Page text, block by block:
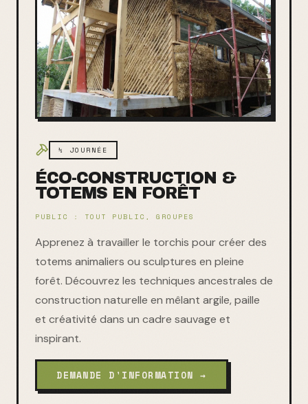
½ JOURNÉE
ÉCO-CONSTRUCTION &
TOTEMS EN FORÊT
PUBLIC : TOUT PUBLIC, GROUPES
Apprenez à travailler le torchis pour créer des
totems animaliers ou sculptures en pleine
forêt. Découvrez les techniques ancestrales de
construction naturelle en mêlant argile, paille
et créativité dans un cadre sauvage et
inspirant.
DEMANDE D'INFORMATION →